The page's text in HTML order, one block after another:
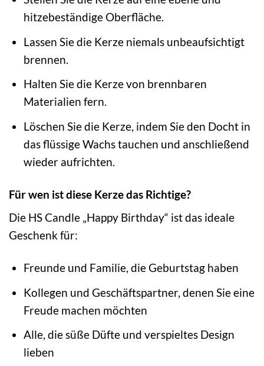
hitzebeständige Oberfläche.
Lassen Sie die Kerze niemals unbeaufsichtigt
brennen.
Halten Sie die Kerze von brennbaren
Materialien fern.
Löschen Sie die Kerze, indem Sie den Docht in
das flüssige Wachs tauchen und anschließend
wieder aufrichten.
Für wen ist diese Kerze das Richtige?
Die HS Candle „Happy Birthday“ ist das ideale
Geschenk für:
Freunde und Familie, die Geburtstag haben
Kollegen und Geschäftspartner, denen Sie eine
Freude machen möchten
Alle, die süße Düfte und verspieltes Design
lieben